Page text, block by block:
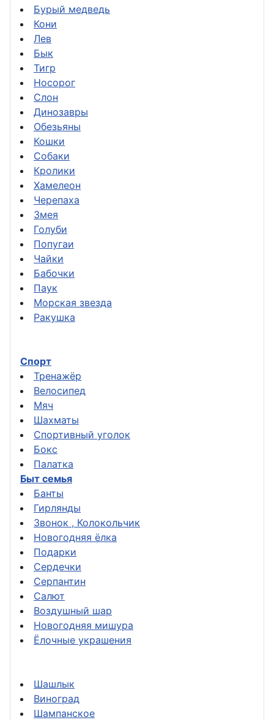
Бурый медведь
Кони
Лев
Бык
Тигр
Носорог
Слон
Динозавры
Обезьяны
Кошки
Собаки
Кролики
Хамелеон
Черепаха
Змея
Голуби
Попугаи
Чайки
Бабочки
Паук
Морская звезда
Ракушка
Спорт
Тренажёр
Велосипед
Мяч
Шахматы
Спортивный уголок
Бокс
Палатка
Быт семья
Банты
Гирлянды
Звонок , Колокольчик
Новогодняя ёлка
Подарки
Сердечки
Серпантин
Салют
Воздушный шар
Новогодняя мишура
Ёлочные украшения
Шашлык
Виноград
Шампанское